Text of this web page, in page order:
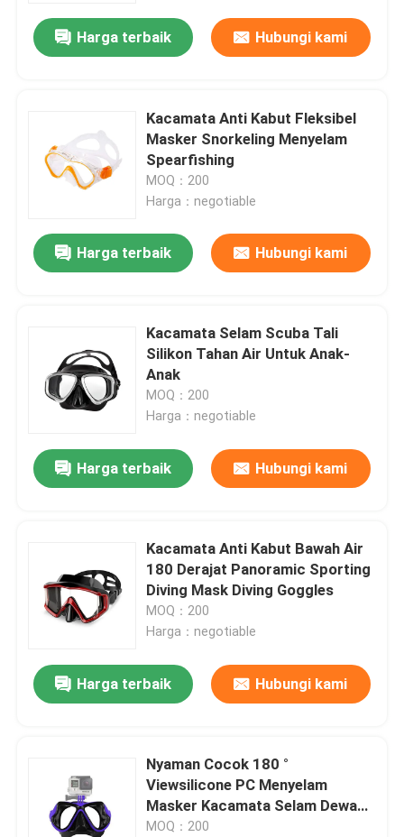
Harga terbaik Hubungi kami
Kacamata Anti Kabut Fleksibel
Masker Snorkeling Menyelam
Spearfishing
MOQ：200
Harga：negotiable
Harga terbaik Hubungi kami
Kacamata Selam Scuba Tali
Silikon Tahan Air Untuk Anak-
Anak
MOQ：200
Harga：negotiable
Harga terbaik Hubungi kami
Kacamata Anti Kabut Bawah Air
180 Derajat Panoramic Sporting
Diving Mask Diving Goggles
MOQ：200
Harga：negotiable
Harga terbaik Hubungi kami
Nyaman Cocok 180 °
Viewsilicone PC Menyelam
Masker Kacamata Selam Dewasa
Lensa Tahan Air Kacamata Selam
MOQ：200